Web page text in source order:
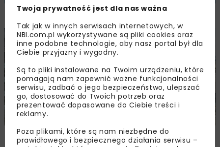
Trudny czas dla branży budowlanej
BUDOWNICTWO ARCHIWUM NBI WYDARZENIA
Kongres Budownictwa Polskiego
Twoja prywatność jest dla nas ważna
Tak jak w innych serwisach internetowych, w
NBI.com.pl wykorzystywane są pliki cookies oraz
inne podobne technologie, aby nasz portal był dla
Ciebie przyjazny i wygodny.
Są to pliki instalowane na Twoim urządzeniu, które
pomagają nam zapewnić ważne funkcjonalności
serwisu, zadbać o jego bezpieczeństwo, ulepszać
go, dostosować do Twoich potrzeb oraz
prezentować dopasowane do Ciebie treści i
reklamy.
Poza plikami, które są nam niezbędne do
prawidłowego i bezpiecznego działania serwisu –